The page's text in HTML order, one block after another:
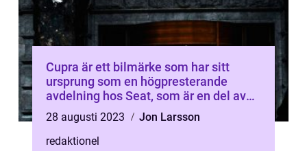
Cupra är ett bilmärke som har sitt
ursprung som en högpresterande
avdelning hos Seat, som är en del av
Volkswagen Group
28 augusti 2023
Jon Larsson
redaktionel